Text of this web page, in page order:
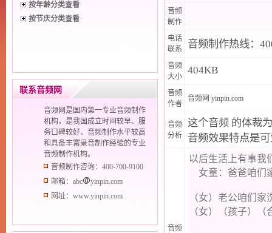
按年龄分类查看
按节庆分类查看
联系音频网
音频网是国内第一专业音频制作
机构，是我国成立时间较早、服
务口碑较好、音频制作水平较高
和具备丰富录音制作经验的专业
音频制作机构。
音频制作咨询：400-700-9100
邮箱：abc
yinpin.com
网址：www.yinpin.com
音频
制作
电话
联系
音频制作热线：
音频
大小
404KB
音频
作者
音频网 yinpin.com
音频
分析
这个音频 的体裁
音频效果特点是
音频